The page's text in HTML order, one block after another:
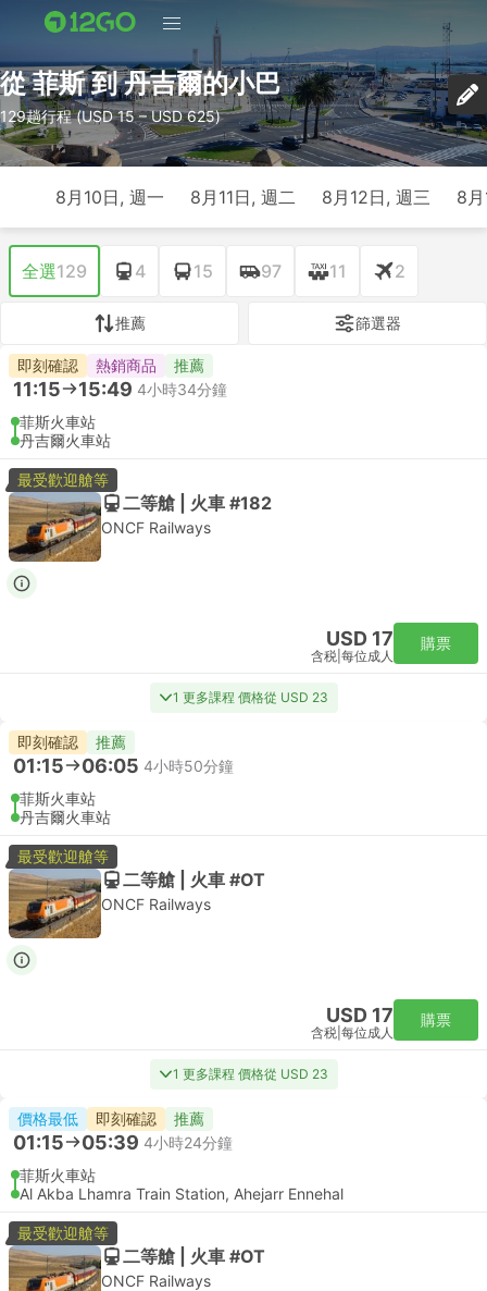
從 菲斯 到 丹吉爾的小巴
129趟行程 (USD 15 – USD 625)
8月10日, 週一 8月11日, 週二 8月12日, 週三 8
全選129 4 15 97 11 2
推薦 篩選器
即刻確認 熱銷商品 推薦
11:15 15:49 4小時34分鐘
菲斯火車站
丹吉爾火車站
最受歡迎艙等
二等艙 | 火車 #182
ONCF Railways
USD 17
含税 每位成人
購票
1 更多課程 價格從 USD 23
即刻確認 推薦
01:15 06:05 4小時50分鐘
菲斯火車站
丹吉爾火車站
最受歡迎艙等
二等艙 | 火車 #OT
ONCF Railways
USD 17
含税 每位成人
購票
1 更多課程 價格從 USD 23
價格最低 即刻確認 推薦
01:15 05:39 4小時24分鐘
菲斯火車站
Al Akba Lhamra Train Station, Ahejarr Ennehal
最受歡迎艙等
二等艙 | 火車 #OT
ONCF Railways